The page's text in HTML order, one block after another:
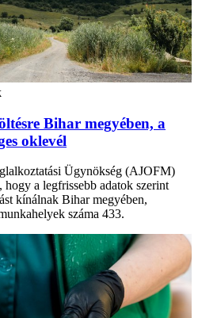
Bihar megyében, a
oklevél
Ügynökség (AJOFM)
a legfrissebb adatok szerint
kínálnak Bihar megyében,
száma 433.